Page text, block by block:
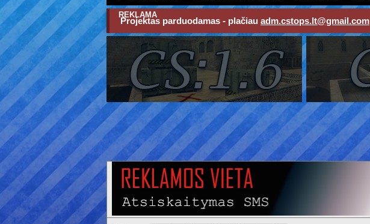
REKLAMA
Projektas parduodamas - plačiau adm.cstops.lt@gmail.com